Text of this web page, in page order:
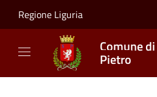
Regione Liguria
Comune
Pietro